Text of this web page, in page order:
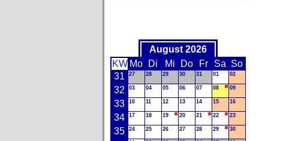
August 2026
KW Mo Di Mi Do Fr Sa So
31
27 28 29 30 31 01 02
32 03 04 05 06 07 08 09
33 10 11 12 13 14 15 16
34 17 18 19 20 21 22 23
35 24 25 26 27 28 29 30